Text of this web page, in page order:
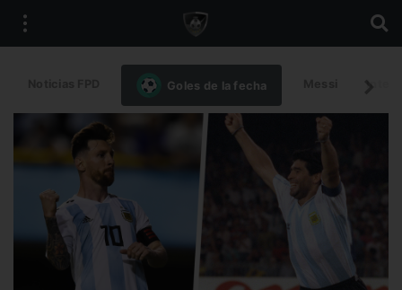
Goles de la fecha